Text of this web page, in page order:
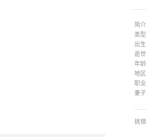
简介
类型
出生
逝世
年龄
地区
职业
妻子
挑错